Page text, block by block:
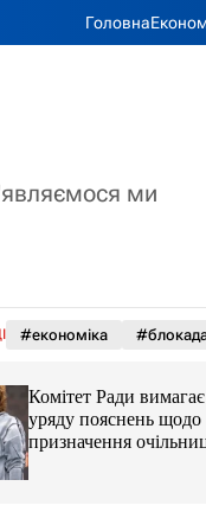
Головна
ми
#економіка
Комітет Ради вимагає
уряду пояснень щодо
призначення
Мінцифри